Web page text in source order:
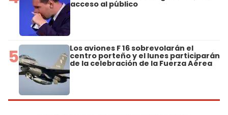
acceso al público
5 Los aviones F 16 sobrevolarán el
centro porteño y el lunes participarán
de la celebración de la Fuerza Aérea